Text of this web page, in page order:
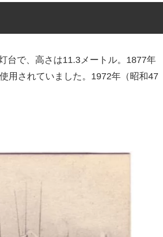
台で、高さは11.3メートル。1877年
用されていました。1972年（昭和47